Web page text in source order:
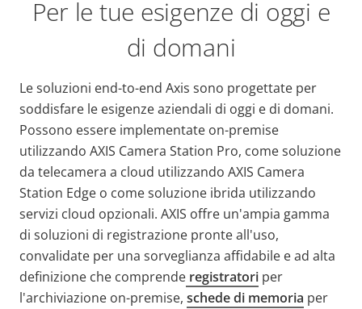
Per le tue esigenze di oggi e
di domani
Le soluzioni end-to-end Axis sono progettate per
soddisfare le esigenze aziendali di oggi e di domani.
Possono essere implementate on-premise
utilizzando AXIS Camera Station Pro, come soluzione
da telecamera a cloud utilizzando AXIS Camera
Station Edge o come soluzione ibrida utilizzando
servizi cloud opzionali. AXIS offre un'ampia gamma
di soluzioni di registrazione pronte all'uso,
convalidate per una sorveglianza affidabile e ad alta
definizione che comprende registratori per
l'archiviazione on-premise, schede di memoria per